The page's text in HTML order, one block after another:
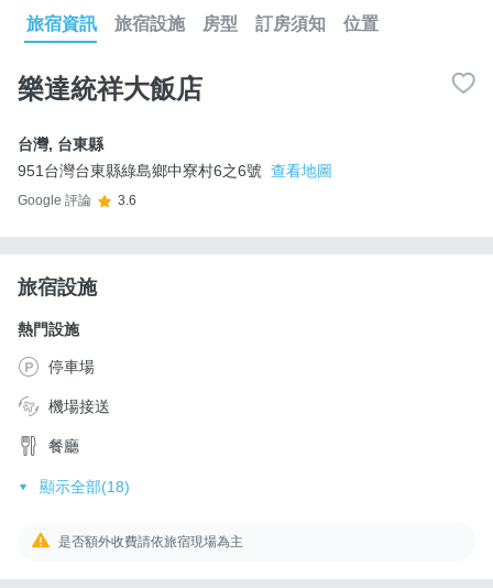
旅宿資訊 旅宿設施 房型 訂房須知 位置
樂達統祥大飯店
台灣, 台東縣
951台灣台東縣綠島鄉中寮村6之6號 查看地圖
Google 評論 3.6
旅宿設施
熱門設施
停車場
機場接送
餐廳
顯示全部(18)
是否額外收費請依旅宿現場為主